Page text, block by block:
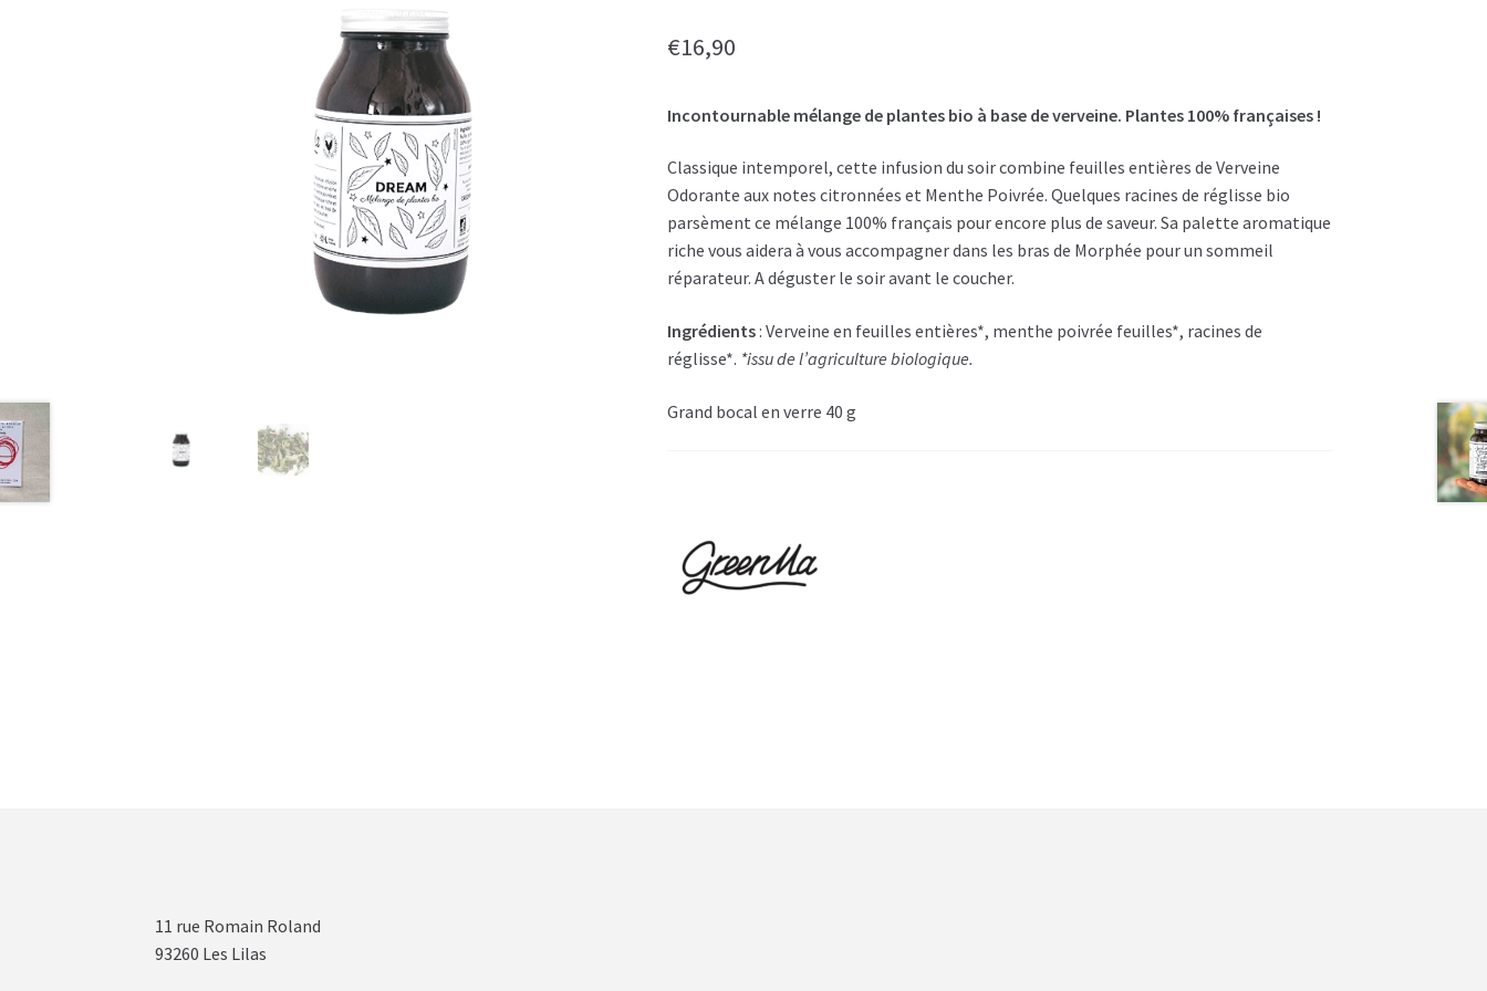
€16,90
Incontournable mélange de plantes bio à base de verveine. Plantes 100% françaises !
Classique intemporel, cette infusion du soir combine feuilles entières de Verveine
Odorante aux notes citronnées et Menthe Poivrée. Quelques racines de réglisse bio
parsèment ce mélange 100% français pour encore plus de saveur. Sa palette aromatique
riche vous aidera à vous accompagner dans les bras de Morphée pour un sommeil
réparateur. A déguster le soir avant le coucher.
Ingrédients: Verveine en feuilles entières*, menthe poivrée feuilles*, racines de
réglisse*. *issu de l’agriculture biologique.
Grand bocal en verre 40 g
11 rue Romain Roland
93260 Les Lilas